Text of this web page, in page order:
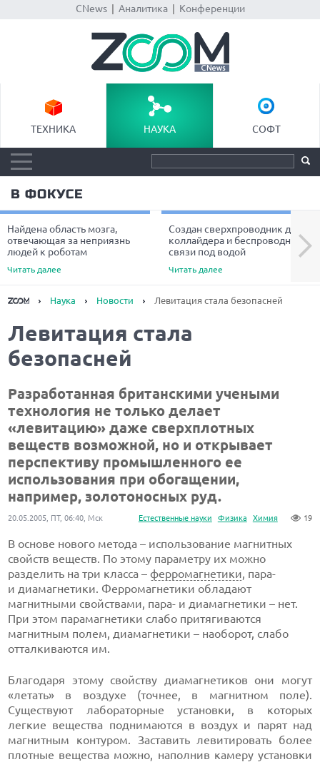
CNews| Аналитика| Конференции
ТЕХНИКА НАУКА СОФТ
В ФОКУСЕ
Найдена область мозга,
отвечающая за неприязнь
людей к роботам
Читать далее
Создан сверхпроводник для
коллайдера и беспроводной
связи под водой
Читать далее
Next
Наука Новости Левитация стала безопасней
Левитация стала
безопасней
Разработанная британскими учеными
технология не только делает
«левитацию» даже сверхплотных
веществ возможной, но и открывает
перспективу промышленного ее
использования при обогащении,
например, золотоносных руд.
Естественные науки Физика Химия 19
20.05.2005, ПТ, 06:40, Мск
В основе нового метода – использование магнитных
свойств веществ. По этому параметру их можно
разделить на три класса –ферромагнетики, пара-
и диамагнетики. Ферромагнетики обладают
магнитными свойствами, пара- и диамагнетики – нет.
При этом парамагнетики слабо притягиваются
магнитным полем, диамагнетики – наоборот, слабо
отталкиваются им.
Благодаря этому свойству диамагнетиков они могут
«летать» в воздухе (точнее, в магнитном поле).
Существуют лабораторные установки, в которых
легкие вещества поднимаются в воздух и парят над
магнитным контуром. Заставить левитировать более
плотные вещества можно, наполнив камеру установки